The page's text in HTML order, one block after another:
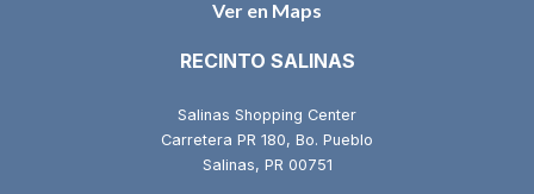
Ver en Maps
RECINTO SALINAS
Salinas Shopping Center
Carretera PR 180, Bo. Pueblo
Salinas, PR 00751